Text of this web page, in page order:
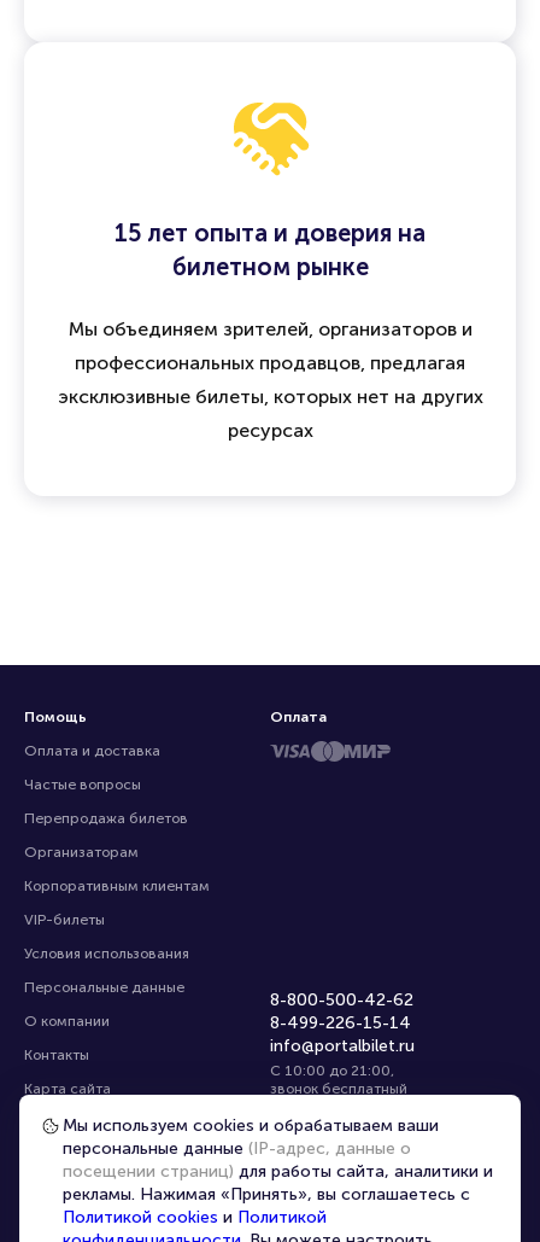
15 лет опыта и доверия на
билетном рынке
Мы объединяем зрителей, организаторов и
профессиональных продавцов, предлагая
эксклюзивные билеты, которых нет на других
ресурсах
Помощь
Оплата и доставка
Частые вопросы
Перепродажа билетов
Организаторам
Корпоративным клиентам
VIP-билеты
Условия использования
Персональные данные
О компании
Контакты
Карта сайта
Управление cookies
8-800-500-42-62
8-499-226-15-14
info@portalbilet.ru
С 10:00 до 21:00,
звонок бесплатный
Все площадки
Оплата
Главная | Новороссийск
Мы используем cookies и обрабатываем ваши
персональные данные (IP-адрес, данные о
посещении страниц) для работы сайта, аналитики и
рекламы. Нажимая «Принять», вы соглашаетесь с
Политикой cookies и Политикой